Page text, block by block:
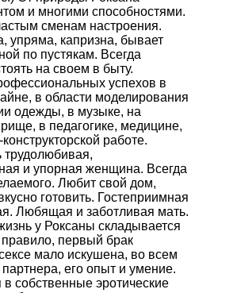
и многими способностями.
сменам настроения.
упряма, капризна, бывает
по пустякам. Всегда
на своем в быту.
успехов в
в области моделирования
одежды, в музыке, на
в педагогике, медицине,
работе.
трудолюбивая,
и упорная женщина. Всегда
Любит свой дом,
готовить. Гостеприимная
Любящая и заботливая мать.
у Роксаны складывается
правило, первый брак
мало искушена, во всем
партнера, его опыт и умение.
собственные эротические